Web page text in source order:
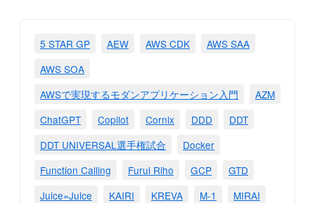
5 STAR GP AEW AWS CDK
AWS SAA
AWS SOA
AWSで実現するモダンアプリケーション入門
AZM
ChatGPT
Copilot Cornix DDD
DDT
DDT UNIVERSAL選手権試合
Docker
Function Calling
Furui Riho GCP
GTD
Juice=Juice
KAIRI KREVA M-1
MIRAI